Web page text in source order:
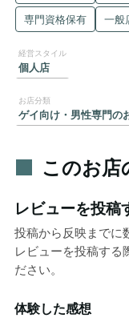
専門資格保有 一般
個人店
ゲイ向け・男性専門の
このお店
レビューを投稿
投稿から反映までに
レビューを投稿する
ださい。
体験した感想